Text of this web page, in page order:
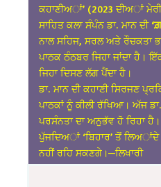
ਕਹਾਣੀਅਾਂ’ (2023 ਦੀਅਾਂ
ਸਾਹਿਤ ਕਲਾ ਸੰਪੰਨ ਡਾ. ਮਾਨ ਦੀ
ਨਾਲ ਸਹਿਜ, ਸਰਲ ਅਤੇ ਰੌਚਕਤਾ
ਪਾਠਕ ਠੰਠਬਰ ਜਿਹਾ ਜਾਂਦਾ ਹੈ।
ਜਿਹਾ ਦਿਸਣ ਲੱਗ ਪੈਂਦਾ ਹੈ।
ਡਾ. ਮਾਨ ਦੀ ਕਹਾਣੀ ਸਿਰਜਣ
ਪਾਠਕਾਂ ਨੂੰ ਕੀਲੀ ਰੱਖਿਆ। ਅੱਜ
ਪਰਸੰਨਤਾ ਦਾ ਅਨੁਭੱਵ ਹੋ ਰਿਹਾ
ਪੁੱਜਦਿਅਾਂ ‘ਬਿਹਾਰ’ ਤੋਂ ਲਿਅਾਂਦੇ
ਨਹੀਂ ਰਹਿ ਸਕਣਗੇ।—ਲਿਖਾਰੀ